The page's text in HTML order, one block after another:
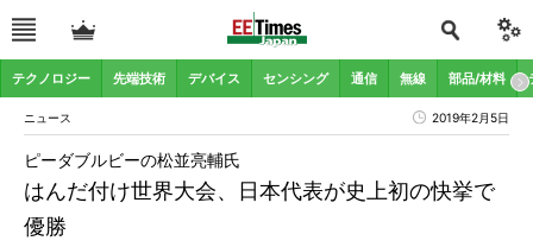
テクノロジー 先端技術 デバイス センシング 通信 無線 部品/材料
ニュース 2019年2月5日
はんだ付け世界大会、日本代表が史上初の快挙で
優勝
ピーダブルビーの松並亮輔氏